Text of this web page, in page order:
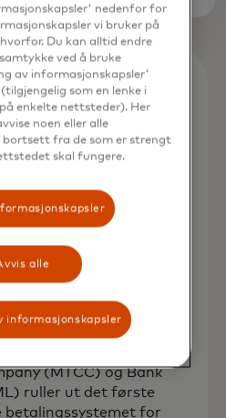
på
2021
(MTCC) og Bank
ruller ut det første
betalingssystemet for
nedenfor for
vi bruker på
Du kan alltid endre
ved å bruke
av informasjonskapsler'
som en lenke i
enkelte nettsteder). Her
noen eller alle
bortsett fra de som er strengt
skal fungere.
alle
informasjonskapsler